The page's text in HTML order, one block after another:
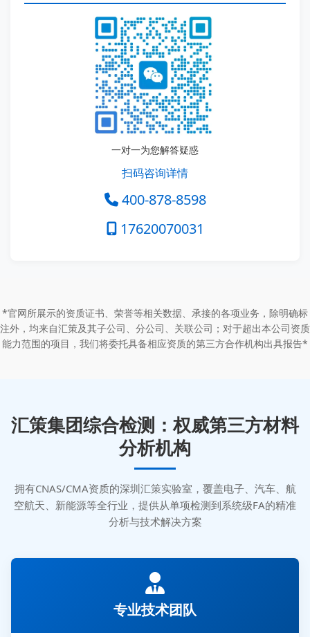
一对一为您解答疑惑
扫码咨询详情
400-878-8598
17620070031
*官网所展示的资质证书、荣誉等相关数据、承接的各项业务，除明确标
注外，均来自汇策及其子公司、分公司、关联公司；对于超出本公司资质
能力范围的项目，我们将委托具备相应资质的第三方合作机构出具报告*
汇策集团综合检测：权威第三方材料
分析机构
拥有CNAS/CMA资质的深圳汇策实验室，覆盖电子、汽车、航
空航天、新能源等全行业，提供从单项检测到系统级FA的精准
分析与技术解决方案
专业技术团队